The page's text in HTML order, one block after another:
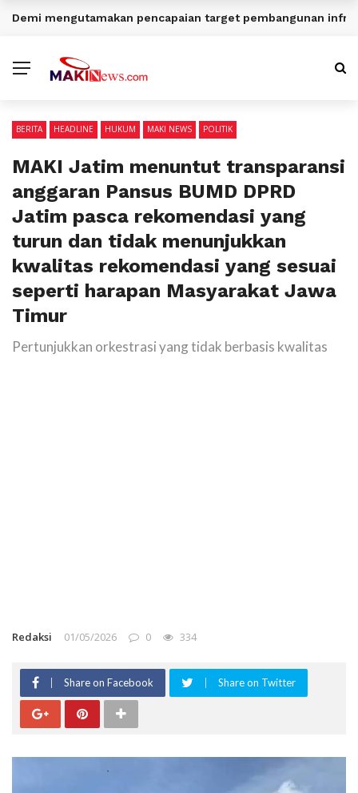
BERITA TERKINI
Demi mengutamakan pencapaian target pembangunan
BERITA HEADLINE HUKUM MAKI NEWS POLITIK
MAKI Jatim menuntut transparansi
anggaran Pansus BUMD DPRD
Jatim pasca rekomendasi yang
turun dan tidak menunjukkan
kwalitas rekomendasi yang sesuai
seperti harapan Masyarakat Jawa
Timur
Pertunjukkan orkestrasi yang tidak berbasis kwalitas
Redaksi 01/05/2026 0 334
Share on Facebook Share on Twitter